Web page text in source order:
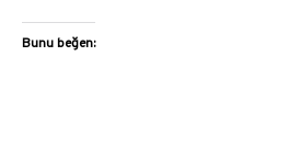
Bunu beğen: